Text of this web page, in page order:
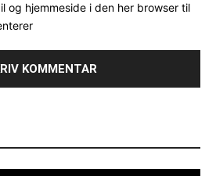
og hjemmeside i den her browser til